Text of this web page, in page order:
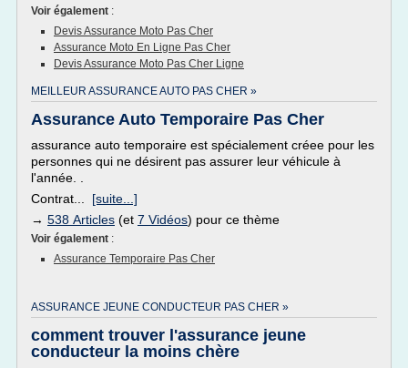
Voir également :
Devis Assurance Moto Pas Cher
Assurance Moto En Ligne Pas Cher
Devis Assurance Moto Pas Cher Ligne
MEILLEUR ASSURANCE AUTO PAS CHER »
Assurance Auto Temporaire Pas Cher
assurance auto temporaire est spécialement créee pour les
personnes qui ne désirent pas assurer leur véhicule à
l'année. .
Contrat... [suite...]
→ 538 Articles (et 7 Vidéos) pour ce thème
Voir également :
Assurance Temporaire Pas Cher
ASSURANCE JEUNE CONDUCTEUR PAS CHER »
comment trouver l'assurance jeune
conducteur la moins chère